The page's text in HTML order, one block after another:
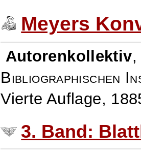
Meyers
Autorenkollektiv
Bibliographischen
Vierte Auflage,
3. Band: